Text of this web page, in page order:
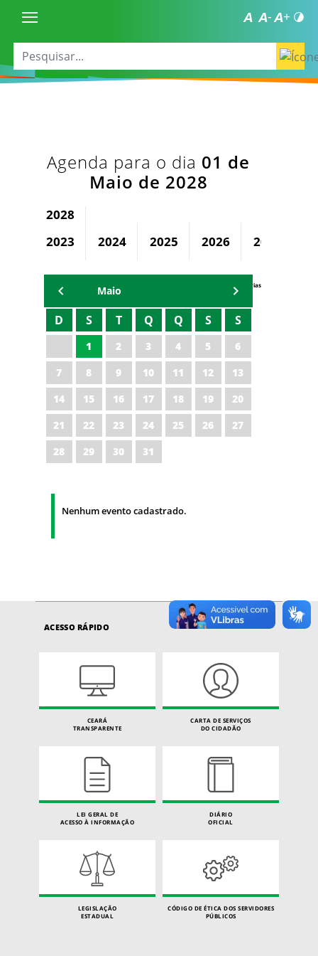
Agenda para o dia 01 de
Maio de 2028
2028
2023
2024 2025 2026 2027
Agenda Secretárias
Maio
D S T Q Q S S
1 2 3 4 5
6
7
8 9 10 11 12
13
14
15 16 17 18 19
20
21
22 23 24 25 26
27
28
29 30 31
Nenhum evento cadastrado.
ACESSO RÁPIDO
CEARÁ
TRANSPARENTE
CARTA DE SERVIÇOS
DO CIDADÃO
LEI GERAL DE
ACESSO À INFORMAÇÃO
DIÁRIO
OFICIAL
LEGISLAÇÃO
ESTADUAL
CÓDIGO DE ÉTICA DOS SERVIDORES
PÚBLICOS